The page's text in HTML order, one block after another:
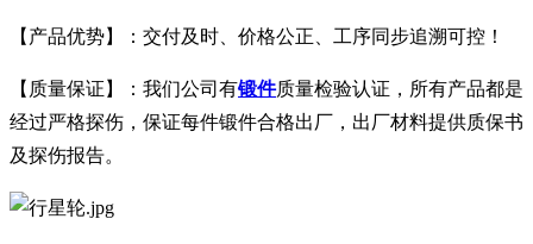
【产品优势】：交付及时、价格公正、工序同步追溯可控！
【质量保证】：我们公司有锻件质量检验认证，所有产品都是
经过严格探伤，保证每件锻件合格出厂，出厂材料提供质保书
及探伤报告。